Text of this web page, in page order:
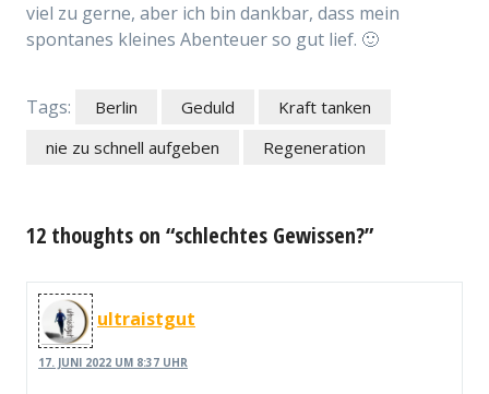
viel zu gerne, aber ich bin dankbar, dass mein
spontanes kleines Abenteuer so gut lief. 🙂
Tags: Berlin Geduld
Kraft tanken
nie zu schnell aufgeben
Regeneration
12 thoughts on “schlechtes Gewissen?”
ultraistgut
17. JUNI 2022 UM 8:37 UHR